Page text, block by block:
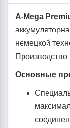
A-Mega
немецкой
Производство
Основные